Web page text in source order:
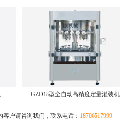
GZD18型全自动高精度定量灌装机
客户请咨询我们，联系电话： 18706517999